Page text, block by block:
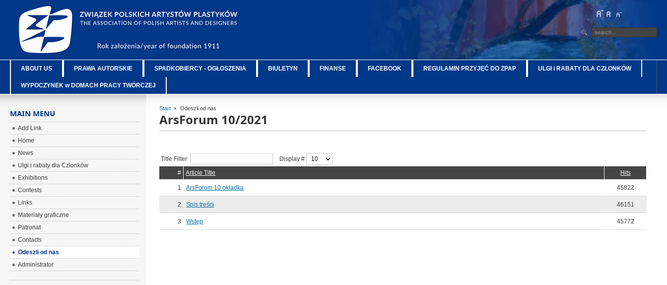
ABOUT US PRAWA AUTORSKIE SPADKOBIERCY - OGŁOSZENIA BIULETYN FINANSE FACEBOOK REGULAMIN PRZYJĘĆ DO ZPAP ULGI i RABATY DLA CZŁONKÓW
WYPOCZYNEK w DOMACH PRACY TWÓRCZEJ
Start Odeszli od nas
ArsForum 10/2021
Title Filter
Display #
#
Article Title Hits
1 ArsForum 10 okładka 45822
2 Spis treści 46151
3 Wstęp 45772
MAIN MENU
Add Link
Home
News
Ulgi i rabaty dla Członków
Exhibitions
Contests
Links
Materiały graficzne
Patronat
Contacts
Odeszli od nas
Administrator